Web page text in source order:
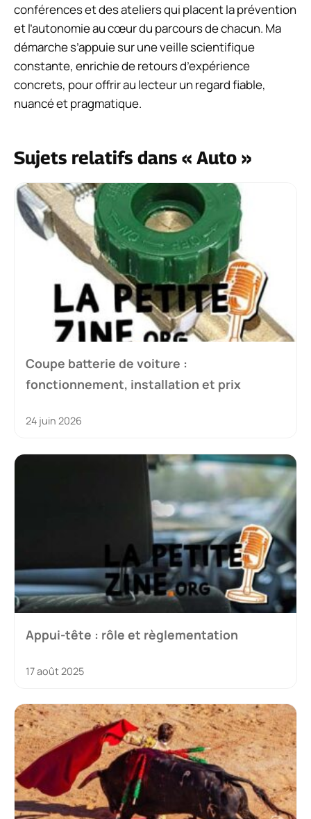
conférences et des ateliers qui placent la prévention
et l’autonomie au cœur du parcours de chacun. Ma
démarche s’appuie sur une veille scientifique
constante, enrichie de retours d’expérience
concrets, pour offrir au lecteur un regard fiable,
nuancé et pragmatique.
Sujets relatifs dans « Auto »
Coupe batterie de voiture :
fonctionnement, installation et prix
24 juin 2026
Appui-tête : rôle et règlementation
17 août 2025